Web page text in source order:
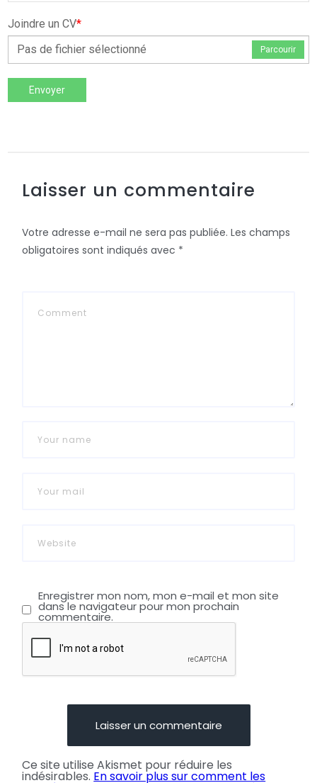
Joindre un CV*
Pas de fichier sélectionné
Parcourir
Envoyer
Laisser un commentaire
Votre adresse e-mail ne sera pas publiée. Les champs
obligatoires sont indiqués avec *
Enregistrer mon nom, mon e-mail et mon site
dans le navigateur pour mon prochain
commentaire.
Ce site utilise Akismet pour réduire les
indésirables. En savoir plus sur comment les